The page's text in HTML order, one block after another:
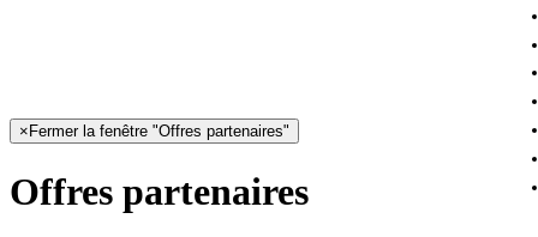
× Fermer la fenêtre "Offres partenaires"
Offres partenaires